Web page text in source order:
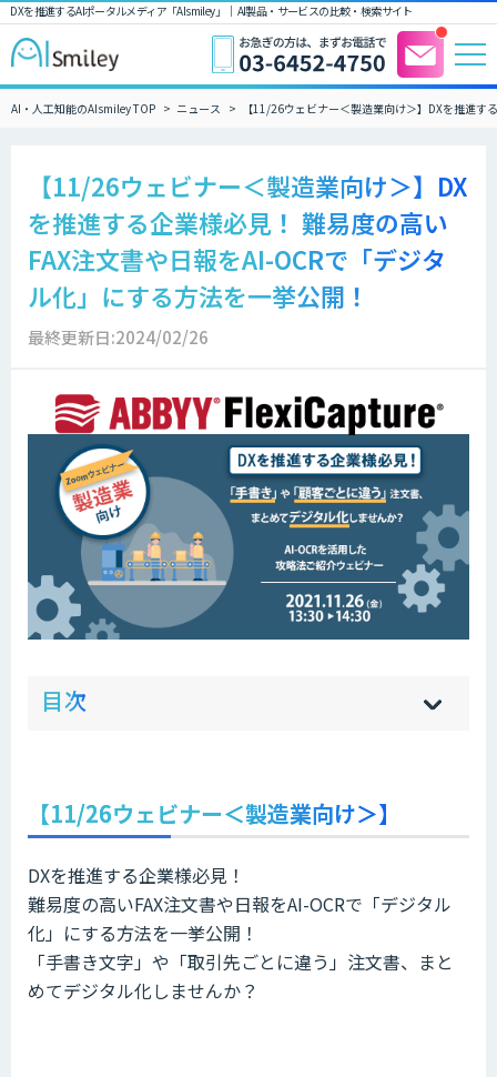
DXを推進するAIポータルメディア「AIsmiley」｜ AI製品・サービスの比較・検索サイト
AI・人工知能のAIsmiley TOP ニュース 【11/26ウェビナー＜製造業向け＞】DXを推進
【11/26ウェビナー＜製造業向け＞】DX
を推進する企業様必見！ 難易度の高い
FAX注文書や日報をAI-OCRで「デジタ
ル化」にする方法を一挙公開！
最終更新日:2024/02/26
目次 hi
]
sh
]
【11/26ウェビナー＜製造業向け＞】
DXを推進する企業様必見！
難易度の高いFAX注文書や日報をAI-OCRで「デジタル
化」にする方法を一挙公開！
「手書き文字」や「取引先ごとに違う」注文書、まと
めてデジタル化しませんか？